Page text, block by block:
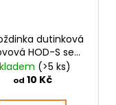
dutinková
HOD-S se
šroubem(>5 ks)
od 10 Kč